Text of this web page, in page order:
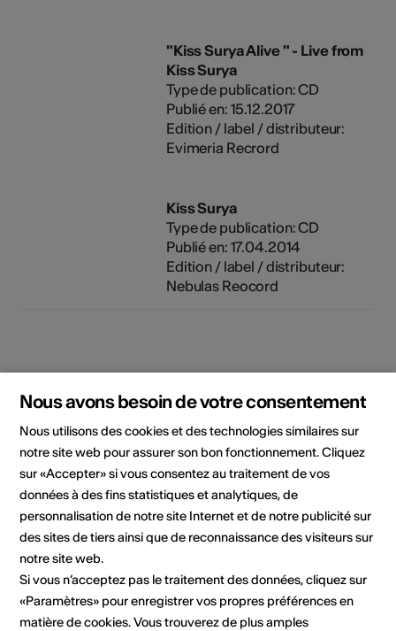
"Kiss Surya Alive " - Live from
Kiss Surya
Type de publication: CD
Publié en: 15.12.2017
Edition / label / distributeur:
Evimeria Recrord
Kiss Surya
Type de publication: CD
Publié en: 17.04.2014
Edition / label / distributeur:
Nebulas Reocord
Domaine culturel
Musique
Contact pour le booking
Leila Kneipp
E-Mail
Nous avons besoin de votre consentement
Nous utilisons des cookies et des technologies similaires sur
notre site web pour assurer son bon fonctionnement. Cliquez
sur «Accepter» si vous consentez au traitement de vos
données à des fins statistiques et analytiques, de
personnalisation de notre site Internet et de notre publicité sur
des sites de tiers ainsi que de reconnaissance des visiteurs sur
notre site web.
Si vous n’acceptez pas le traitement des données, cliquez sur
«Paramètres» pour enregistrer vos propres préférences en
matière de cookies. Vous trouverez de plus amples